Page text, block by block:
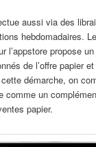
aussi via des
hebdomadaires.
l’appstore propose
de l’offre papier
démarche, on
comme un
papier.